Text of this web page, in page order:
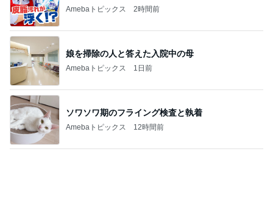
Amebaトピックス 2時間前
娘を掃除の人と答えた入院中の母
Amebaトピックス 1日前
ソワソワ期のフライング検査と執着
Amebaトピックス 12時間前